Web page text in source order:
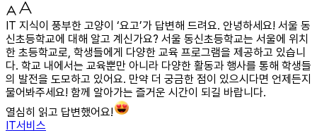
IT 지식이 풍부한 고양이 ‘요고’가 답변해 드려요. 안녕하세요! 서울 동
신초등학교에 대해 알고 계신가요? 서울 동신초등학교는 서울에 위치
한 초등학교로, 학생들에게 다양한 교육 프로그램을 제공하고 있습니
다. 학교 내에서는 교육뿐만 아니라 다양한 활동과 행사를 통해 학생들
의 발전을 도모하고 있어요. 만약 더 궁금한 점이 있으시다면 언제든지
물어봐주세요! 함께 알아가는 즐거운 시간이 되길 바랍니다.
열심히 읽고 답변했어요!
IT서비스